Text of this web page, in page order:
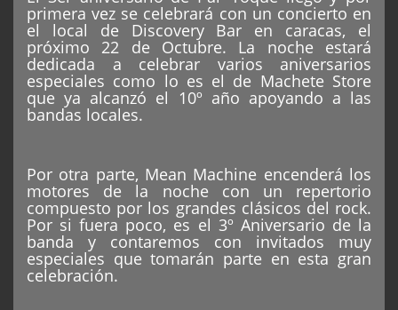
primera vez se celebrará con un concierto en
el local de Discovery Bar en caracas, el
próximo 22 de Octubre. La noche estará
dedicada a celebrar varios aniversarios
especiales como lo es el de Machete Store
que ya alcanzó el 10º año apoyando a las
bandas locales.
Por otra parte, Mean Machine encenderá los
motores de la noche con un repertorio
compuesto por los grandes clásicos del rock.
Por si fuera poco, es el 3º Aniversario de la
banda y contaremos con invitados muy
especiales que tomarán parte en esta gran
celebración.